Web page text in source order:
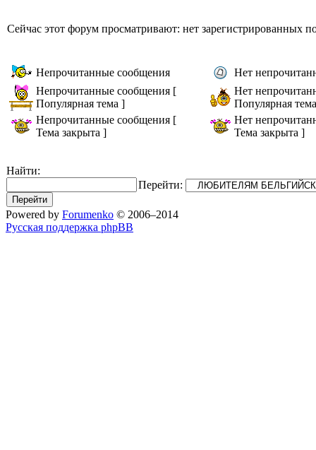
Сейчас этот форум просматривают: нет зарегистрированных
Непрочитанные сообщения
Нет
Непрочитанные сообщения [
Популярная тема ]
Нет
Популярная
Непрочитанные сообщения [
Тема закрыта ]
Нет
Тема закрыта ]
Найти:
Перейти:
Powered by Forumenko © 2006–2014
Русская поддержка phpBB